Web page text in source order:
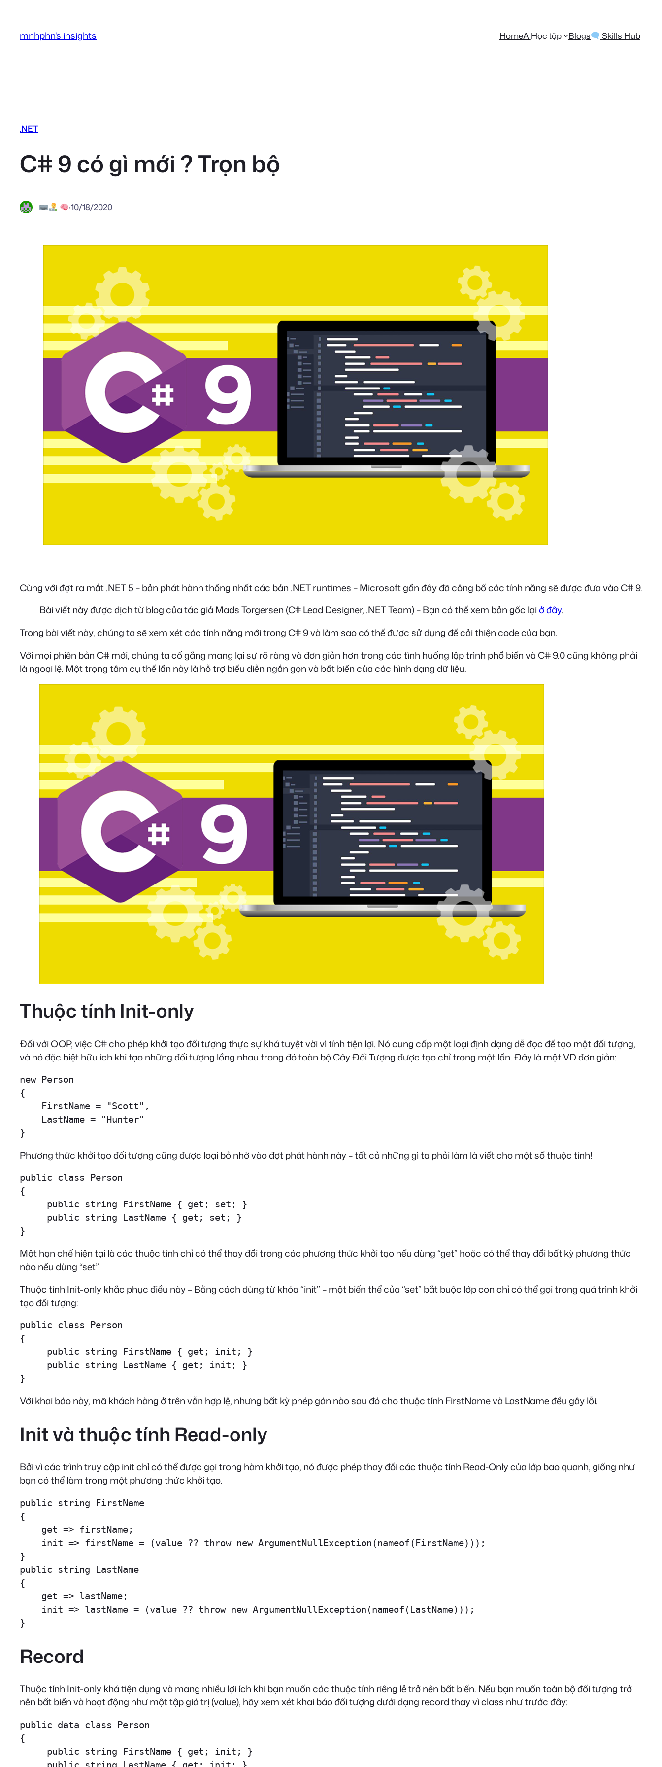
phầnmnhphn's insights HomeAIHọc tập Blogs Skills Hub
.NET
C# 9 có gì mới ? Trọn bộ
·10/18/2020
Cùng với đợt ra mắt .NET 5 – bản phát hành thống nhất các bản .NET runtimes – Microsoft gần đây đã công bố các tính năng sẽ được đưa vào C# 9.
Bài viết này được dịch từ blog của tác giả Mads Torgersen (C# Lead Designer, .NET Team) – Bạn có thể xem bản gốc lạiở đây.
Trong bài viết này, chúng ta sẽ xem xét các tính năng mới trong C# 9 và làm sao có thể được sử dụng để cải thiện code của bạn.
Với mọi phiên bản C# mới, chúng ta cố gắng mang lại sự rõ ràng và đơn giản hơn trong các tình huống lập trình phổ biến và C# 9.0 cũng không phải
là ngoại lệ. Một trọng tâm cụ thể lần này là hỗ trợ biểu diễn ngắn gọn và bất biến của các hình dạng dữ liệu.
Thuộc tính Init-only
Đối với OOP, việc C# cho phép khởi tạo đối tượng thực sự khá tuyệt vời vì tính tiện lợi. Nó cung cấp một loại định dạng dễ đọc để tạo một đối tượng,
và nó đặc biệt hữu ích khi tạo những đối tượng lồng nhau trong đó toàn bộ Cây Đối Tượng được tạo chỉ trong một lần. Đây là một VD đơn giản:
new Person
{
    FirstName = "Scott",
    LastName = "Hunter"
}
Phương thức khởi tạo đối tượng cũng được loại bỏ nhờ vào đợt phát hành này – tất cả những gì ta phải làm là viết cho một số thuộc tính!
public class Person
{
     public string FirstName { get; set; }
     public string LastName { get; set; }
}
Một hạn chế hiện tại là các thuộc tính chỉ có thể thay đổi trong các phương thức khởi tạo nếu dùng “get” hoặc có thể thay đổi bất kỳ phương thức
nào nếu dùng “set”
Thuộc tính Init-only khắc phục điều này – Bằng cách dùng từ khóa “init” – một biến thể của “set” bắt buộc lớp con chỉ có thể gọi trong quá trình khởi
tạo đối tượng:
public class Person
{
     public string FirstName { get; init; }
     public string LastName { get; init; }
}
Với khai báo này, mã khách hàng ở trên vẫn hợp lệ, nhưng bất kỳ phép gán nào sau đó cho thuộc tính FirstName và LastName đều gây lỗi.
Init và thuộc tính Read-only
Bởi vì các trình truy cập init chỉ có thể được gọi trong hàm khởi tạo, nó được phép thay đổi các thuộc tính Read-Only của lớp bao quanh, giống như
bạn có thể làm trong một phương thức khởi tạo.
public string FirstName
{
    get => firstName;
    init => firstName = (value ?? throw new ArgumentNullException(nameof(FirstName)));
}
public string LastName
{
    get => lastName;
    init => lastName = (value ?? throw new ArgumentNullException(nameof(LastName)));
}
Record
Thuộc tính Init-only khá tiện dụng và mang nhiều lợi ích khi bạn muốn các thuộc tính riêng lẻ trở nên bất biến. Nếu bạn muốn toàn bộ đối tượng trở
nên bất biến và hoạt động như một tập giá trị (value), hãy xem xét khai báo đối tượng dưới dạng record thay vì class như trước đây:
public data class Person
{
     public string FirstName { get; init; }
     public string LastName { get; init; }